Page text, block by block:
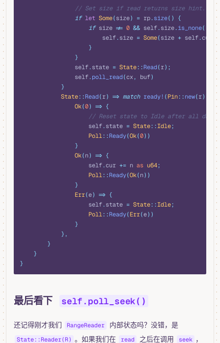
                // Set size if read returns size hint.
                if
let Some(size) = rp.size()
{
                    if
size != 0 && self.size.is_none()
                        self
.size = Some(size + self.cur
);
                    }
                }
                self
.state = State::Read(r);
                self
.poll_read(cx, buf)
            }
            State
::Read(r) => match ready! (Pin::new(r).
                Ok
(0) => {
// Reset state to Idle after all data
                    self
.state = State::Idle;
                    Poll
::Ready(Ok(0))
                }
                Ok
(n) => {
                    self
.cur += n as u64;
                    Poll
::Ready(Ok(n))
                }
                Err
(e) => {
                    self
.state = State::Idle;
                    Poll
::Ready(Err(e))
                }
            },
        }
    }
}
最后看下 self.poll_seek()
还记得刚才我们 RangeReader 内部状态吗？没错，是
State::Reader(R) 。如果我们在 read 之后在调用 seek ，